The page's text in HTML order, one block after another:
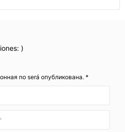
)
no será опубликована. *